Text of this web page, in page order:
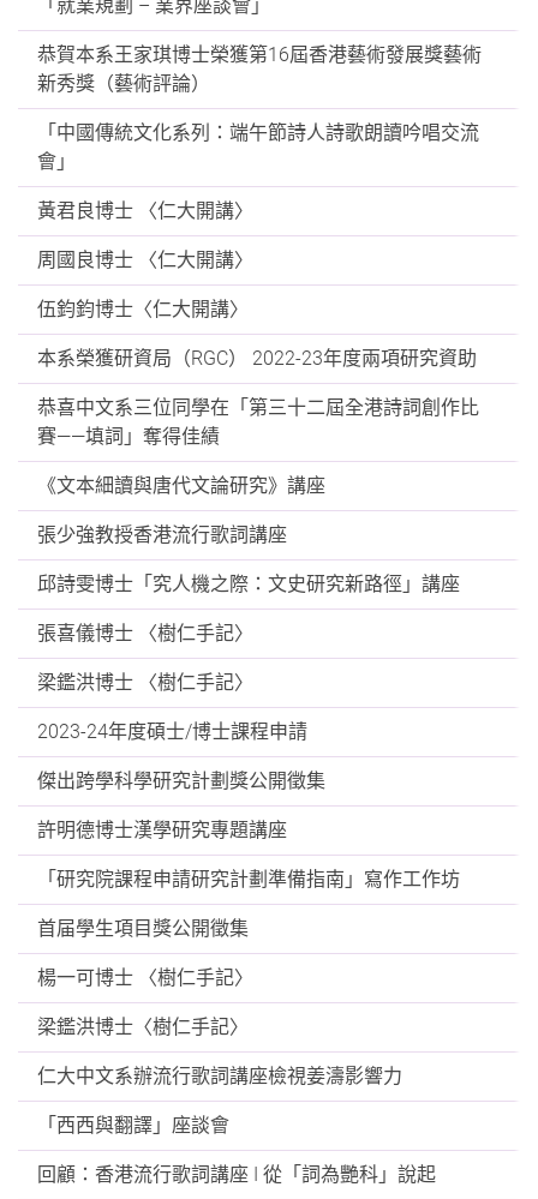
「就業規劃 – 業界座談會」
恭賀本系王家琪博士榮獲第16屆香港藝術發展獎藝術
新秀獎（藝術評論）
「中國傳統文化系列：端午節詩人詩歌朗讀吟唱交流
會」
黃君良博士 〈仁大開講〉
周國良博士 〈仁大開講〉
伍鈞鈞博士〈仁大開講〉
本系榮獲研資局（RGC） 2022-23年度兩項研究資助
恭喜中文系三位同學在「第三十二屆全港詩詞創作比
賽——填詞」奪得佳績
《文本細讀與唐代文論研究》講座
張少強教授香港流行歌詞講座
邱詩雯博士「究人機之際：文史研究新路徑」講座
張喜儀博士 〈樹仁手記〉
梁鑑洪博士 〈樹仁手記〉
2023-24年度碩士/博士課程申請
傑出跨學科學研究計劃獎公開徵集
許明德博士漢學研究專題講座
「研究院課程申請研究計劃準備指南」寫作工作坊
首届學生項目獎公開徵集
楊一可博士 〈樹仁手記〉
梁鑑洪博士〈樹仁手記〉
仁大中文系辦流行歌詞講座檢視姜濤影響力
「西西與翻譯」座談會
回顧：香港流行歌詞講座 I 從「詞為艷科」說起